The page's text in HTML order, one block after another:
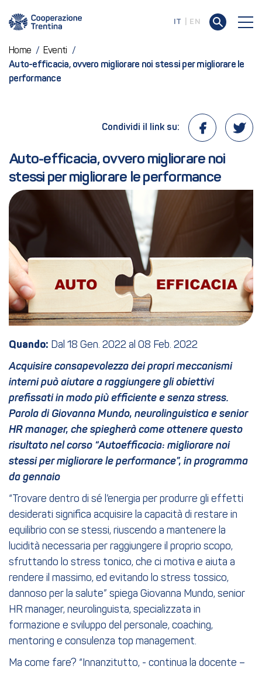
IT EN
Home / Eventi
/
Auto-efficacia, ovvero migliorare noi stessi per migliorare le
performance
Condividi il link su:
Auto-efficacia, ovvero migliorare noi
stessi per migliorare le performance
Quando: Dal 18 Gen. 2022 al 08 Feb. 2022
Acquisire consapevolezza dei propri meccanismi
interni può aiutare a raggiungere gli obiettivi
prefissati in modo più efficiente e senza stress.
Parola di Giovanna Mundo, neurolinguistica e senior
HR manager, che spiegherà come ottenere questo
risultato nel corso “Autoefficacia: migliorare noi
stessi per migliorare le performance”, in programma
da gennaio
“Trovare dentro di sé l’energia per produrre gli effetti
desiderati significa acquisire la capacità di restare in
equilibrio con se stessi, riuscendo a mantenere la
lucidità necessaria per raggiungere il proprio scopo,
sfruttando lo stress tonico, che ci motiva e aiuta a
rendere il massimo, ed evitando lo stress tossico,
dannoso per la salute” spiega Giovanna Mundo, senior
HR manager, neurolinguista, specializzata in
formazione e sviluppo del personale, coaching,
mentoring e consulenza top management.
Ma come fare? “Innanzitutto, - continua la docente –